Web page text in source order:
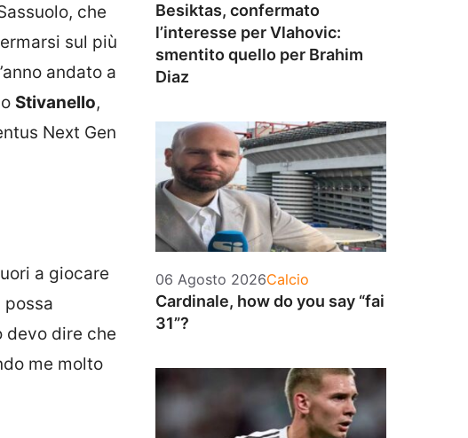
che
sul più
andato a
Stivanello,
Next Gen
a giocare
possa
devo dire che
me molto
Besiktas, confermato
l’interesse per Vlahovic:
smentito quello per Brahim
Diaz
06 Agosto 2026Categorie
Calcio
Cardinale, how do you say “fai
31”?